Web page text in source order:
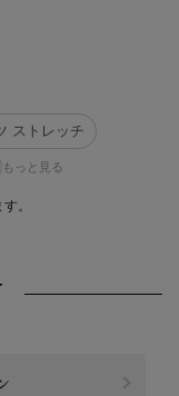
ストレッチ
もっと見る
。